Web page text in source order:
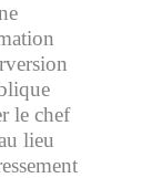
le chef
lieu